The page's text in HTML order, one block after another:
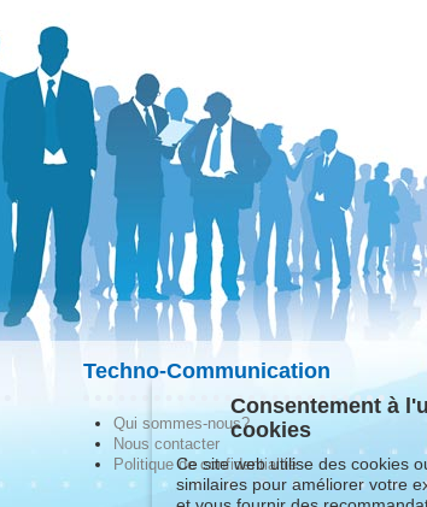
Techno-Communication
Qui sommes-nous?
Nous contacter
Politique de confidentialité
Consentement à
cookies
Ce site web utilise des cookies
similaires pour améliorer votre